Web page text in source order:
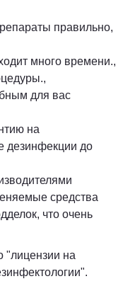
правильно,
много времени.,
для вас
на
дезинфекции до
средства
что очень
"лицензии на